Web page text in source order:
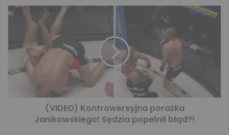
(VIDEO) Kontrowersyjna porażka
Janikowskiego! Sędzia popełnił błąd?!